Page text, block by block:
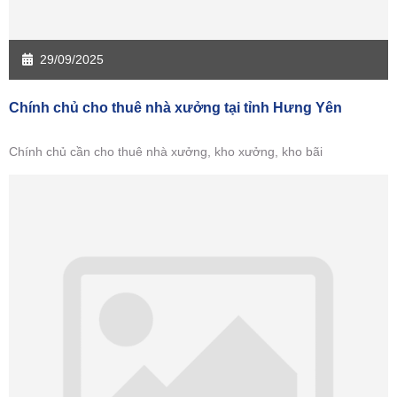
29/09/2025
Chính chủ cho thuê nhà xưởng tại tỉnh Hưng Yên
Chính chủ cần cho thuê nhà xưởng, kho xưởng, kho bãi